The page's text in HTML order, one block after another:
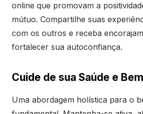
online que promovam a
mútuo. Compartilhe suas
com os outros e receba
fortalecer sua autoconfiança.
Cuide de sua Saúde e
Uma abordagem holística para o